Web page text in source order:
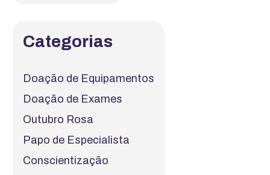
Categorias
Doação de Equipamentos
Doação de Exames
Outubro Rosa
Papo de Especialista
Conscientização